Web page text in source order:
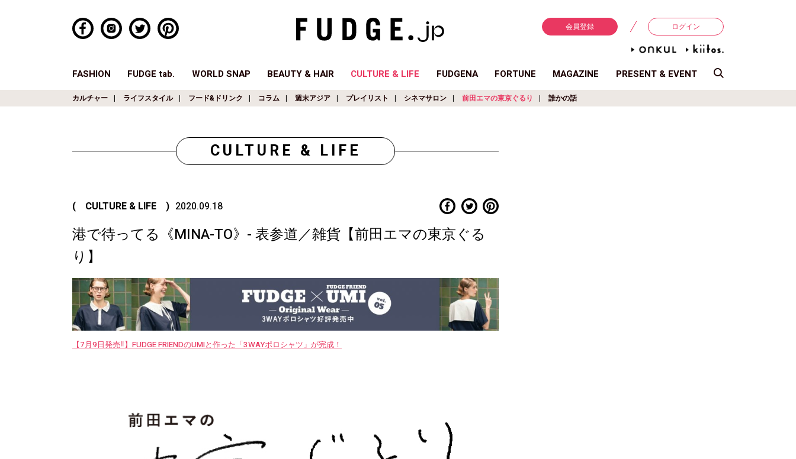
会員登録 ログイン
FASHION FUDGE tab. WORLD SNAP BEAUTY & HAIR CULTURE & LIFE FUDGENA FORTUNE MAGAZINE PRESENT & EVENT
カルチャー ライフスタイル フード&ドリンク コラム 週末アジア プレイリスト シネマサロン 前田エマの東京ぐるり 誰かの話
CULTURE & LIFE
( CULTURE & LIFE ) 2020.09.18
港で待ってる《MINA-TO》- 表参道／雑貨【前田エマの東京ぐる
り】
【7月9日発売‼︎】FUDGE FRIENDのUMIと作った「3WAYポロシャツ」が完成！